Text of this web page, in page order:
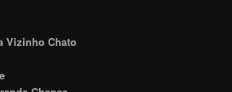
Vizinho Chato